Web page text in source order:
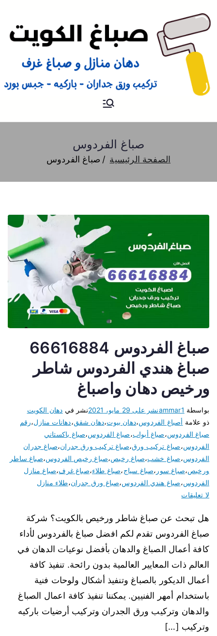
صباغ
صباغ الفردوس
الصفحة الرئيسية صباغ الفردوس
صباغ الفردوس 66616884
صباغ هندي الفردوس شاطر
ورخيص دهان واصباغ
بواسطة ammar1نشر على 29 مايو، 2021 نشر في دهان الكويت
ذو علامة أصباغ الفردوس،دهان بيوت،دهان شقق،دهانات منازل،رقم
صباغ الفردوس،صباغ أبواب،صباغ الفردوس،صباغ باكستاني
الفردوس،صباغ تركيب ورق،صباغ تركيب ورق جدران،صباغ جدران
الفردوس،صباغ خشب،صباغ رخيص،صباغ رخيص الفردوس،صباغ ساطر
ورخيص،صباغ سور ،صباغ سياج،صباغ طلاء،صباغ غرف،صباغ منازل
الفردوس،صباغ هندي الفردوس،صباغ ورق جدران،طلاء منازل
لا تعليقات
هل تبحث عن صباغ شاطر ورخيص بالكويت؟ شركة
صباغ الفردوس تقدم لكم افضل صباغ بالفردوس لأداء
كافة أعمال الصباغ والدهان بأفضل نوعيات الدهان في
العالم ذات المعايير العالمية بدون رائحة. تنفيذ كافة
أعمال الديكور بالصباغ وتنفيذ أشكال ولوحات فنية
باستخدام أمهر الفنيين. يمكننا تنفيذ كافة اعمال الصباغ
والدهان وتركيب ورق الجدران وتركيب أرضيات باركيه
وتركيب […]